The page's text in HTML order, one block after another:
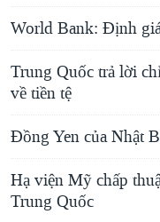
World Bank: Ðịnh
Trung Quốc trả lời
về tiền tệ
Đồng Yen của Nhật
Hạ viện Mỹ chấp
Trung Quốc